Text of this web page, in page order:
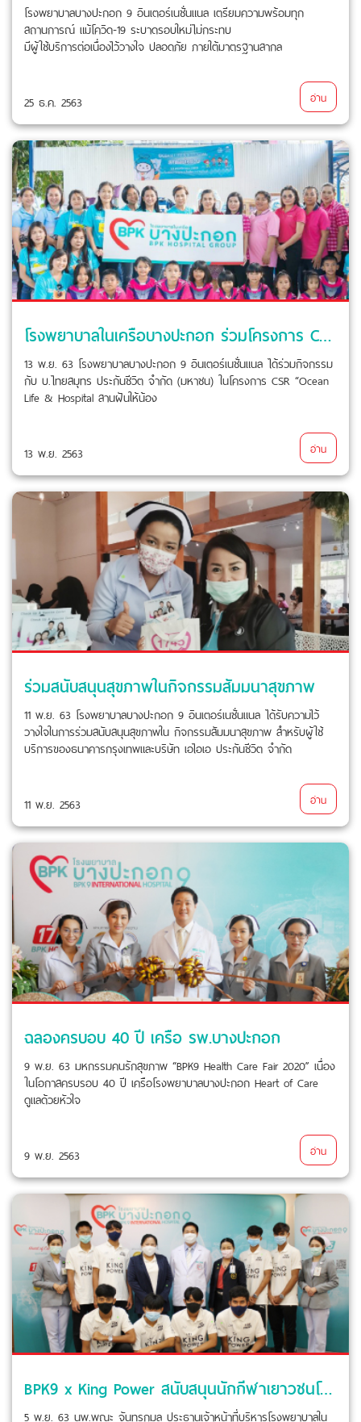
โรงพยาบาลบางปะกอก 9 อินเตอร์เนชั่นแนล เตรียมความพร้อมทุก
สถานการณ์ แม้โควิด-19 ระบาดรอบใหม่ไม่กระทบ
มีผู้ใช้บริการต่อเนื่องไว้วางใจ ปลอดภัย ภายใต้มาตรฐานสากล
25 ธ.ค. 2563 อ่าน
โรงพยาบาลในเครือบางปะกอก ร่วมโครงการ CSR “Ocean Life & Hospital สานฝันให้น้อง
13 พ.ย. 63 โรงพยาบาลบางปะกอก 9 อินเตอร์เนชั่นแนล ได้ร่วมกิจกรรม
กับ บ.ไทยสมุทร ประกันชีวิต จำกัด (มหาชน) ในโครงการ CSR “Ocean
Life & Hospital สานฝันให้น้อง
13 พ.ย. 2563 อ่าน
ร่วมสนับสนุนสุขภาพในกิจกรรมสัมมนาสุขภาพ
11 พ.ย. 63 โรงพยาบาลบางปะกอก 9 อินเตอร์เนชั่นแนล ได้รับความไว้
วางใจในการร่วมสนับสนุนสุขภาพใน กิจกรรมสัมมนาสุขภาพ สำหรับผู้ใช้
บริการของธนาคารกรุงเทพและบริษัท เอไอเอ ประกันชีวิต จำกัด
11 พ.ย. 2563 อ่าน
ฉลองครบอบ 40 ปี เครือ รพ.บางปะกอก
9 พ.ย. 63 มหกรรมคนรักสุขภาพ “BPK9 Health Care Fair 2020” เนื่อง
ในโอกาสครบรอบ 40 ปี เครือโรงพยาบาลบางปะกอก Heart of Care
ดูแลด้วยหัวใจ
9 พ.ย. 2563 อ่าน
BPK9 x King Power สนับสนุนนักกีฬาเยาวชนโครงการ ฟ็อกซ์ ฮันท์ รุ่นที่ 5
5 พ.ย. 63 นพ.พณะ จันทรกมล ประธานเจ้าหน้าที่บริหารโรงพยาบาลใน